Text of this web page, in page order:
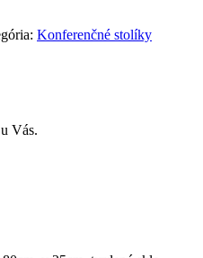
Konferenčné stolíky
Vás.